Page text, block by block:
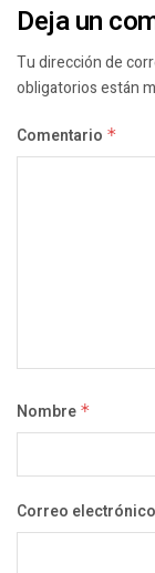
Deja un
Tu dirección de
obligatorios están
Comentario *
Nombre *
Correo electrónico